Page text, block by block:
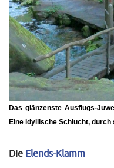
Das glänzenste Ausflugs-
Eine idyllische Schlucht, durch
Die Elends-Klamm